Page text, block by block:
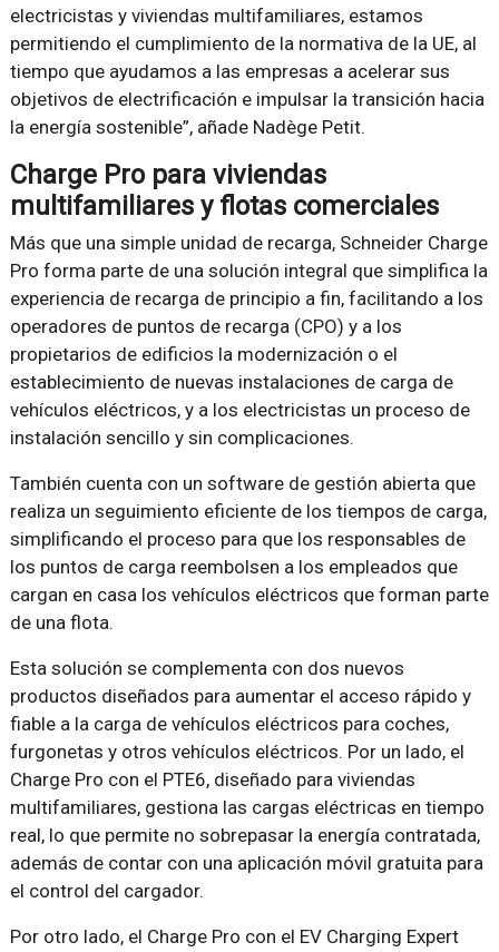
electricistas y viviendas multifamiliares, estamos
permitiendo el cumplimiento de la normativa de la UE, al
tiempo que ayudamos a las empresas a acelerar sus
objetivos de electrificación e impulsar la transición hacia
la energía sostenible”, añade Nadège Petit.
Charge Pro para viviendas
multifamiliares y flotas comerciales
Más que una simple unidad de recarga, Schneider Charge
Pro forma parte de una solución integral que simplifica la
experiencia de recarga de principio a fin, facilitando a los
operadores de puntos de recarga (CPO) y a los
propietarios de edificios la modernización o el
establecimiento de nuevas instalaciones de carga de
vehículos eléctricos, y a los electricistas un proceso de
instalación sencillo y sin complicaciones.
También cuenta con un software de gestión abierta que
realiza un seguimiento eficiente de los tiempos de carga,
simplificando el proceso para que los responsables de
los puntos de carga reembolsen a los empleados que
cargan en casa los vehículos eléctricos que forman parte
de una flota.
Esta solución se complementa con dos nuevos
productos diseñados para aumentar el acceso rápido y
fiable a la carga de vehículos eléctricos para coches,
furgonetas y otros vehículos eléctricos. Por un lado, el
Charge Pro con el PTE6, diseñado para viviendas
multifamiliares, gestiona las cargas eléctricas en tiempo
real, lo que permite no sobrepasar la energía contratada,
además de contar con una aplicación móvil gratuita para
el control del cargador.
Por otro lado, el Charge Pro con el EV Charging Expert